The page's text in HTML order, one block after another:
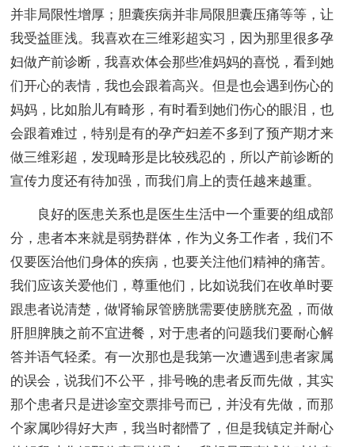
并非局限性增厚；胆囊疾病并非局限胆囊压痛等等，让
我受益匪浅。我喜欢在三维彩超实习，因为那里很多孕
妇做产前诊断，我喜欢体会那些准妈妈的喜悦，看到她
们开心的表情，我也会跟着高兴。但是也会遇到伤心的
妈妈，比如胎儿有畸形，有时看到她们伤心的眼泪，也
会跟着难过，特别是有的孕产妇差不多到了预产期才来
做三维彩超，发现畸形是比较残忍的，所以产前诊断的
宣传力度还有待加强，而我们肩上的责任越来越重。
良好的医患关系也是医生生活中一个重要的组成部
分，患者本来就是弱势群体，作为义务工作者，我们不
仅要医治他们身体的疾病，也要关注他们精神的痛苦。
我们应该关爱他们，尊重他们，比如说我们在收单时要
跟患者说清楚，做肾输尿管膀胱需要使膀胱充盈，而做
肝胆脾胰之前不宜进餐，对于患者的问题我们要耐心解
答并语气轻柔。有一次那也是我第一次遭遇到患者家属
的误会，说我们不公平，排号晚的患者反而先做，其实
那个患者只是进诊室交票排号而已，并没有先做，而那
个家属吵得好大声，我当时都懵了，但是我镇定并耐心